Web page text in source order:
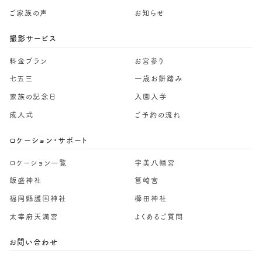
ご家族の声 お知らせ
撮影サービス
料金プラン お宮参り
七五三 一歳お餅踏み
家族の記念日 入園入学
成人式 ご予約の流れ
ロケーション・サポート
ロケーション一覧 宇美八幡宮
飯盛神社 筥崎宮
福岡縣護国神社 櫛田神社
太宰府天満宮 よくあるご質問
お問い合わせ